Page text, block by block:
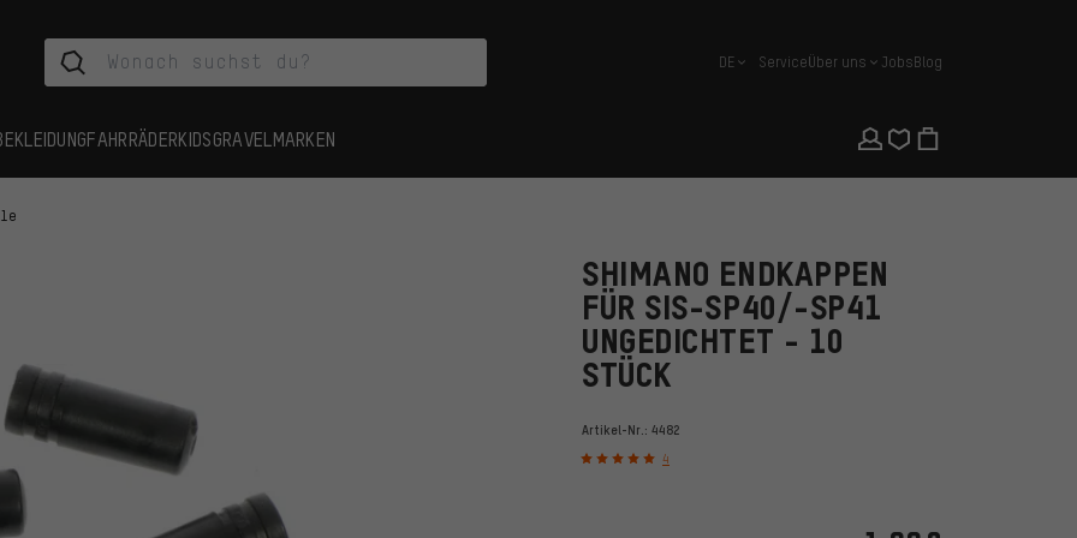
Deutsch
DE ServiceÜber uns JobsBlog
FAHRRÄDERKIDSGRAVEL MARKEN
SHIMANO ENDKAPPEN
FÜR SIS-SP40/-SP41
UNGEDICHTET - 10
STÜCK
Artikel-Nr.: 4482
4